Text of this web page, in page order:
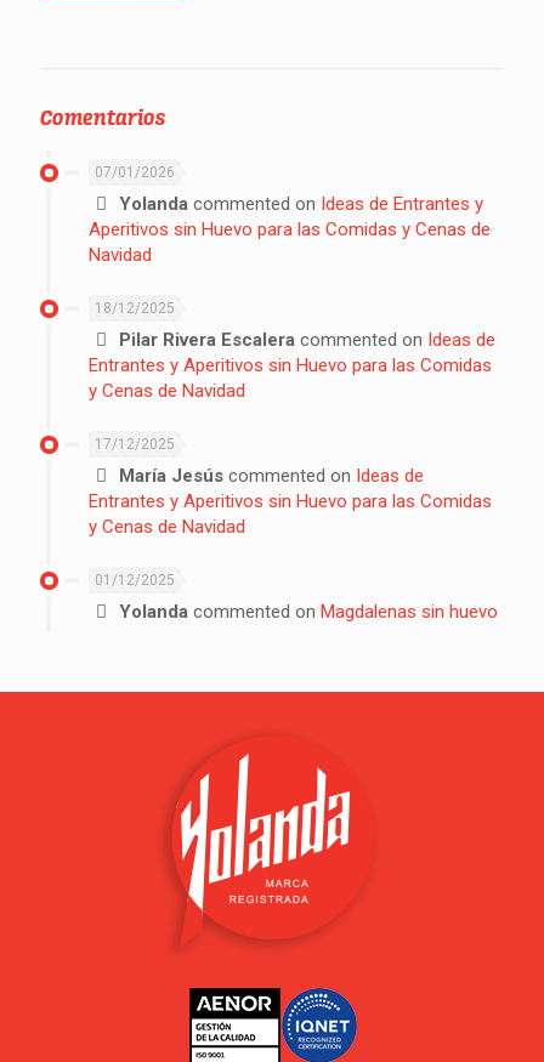
Comentarios
07/01/2026
Yolanda commented on Ideas de Entrantes y
Aperitivos sin Huevo para las Comidas y Cenas de
Navidad
18/12/2025
Pilar Rivera Escalera commented on Ideas de
Entrantes y Aperitivos sin Huevo para las Comidas
y Cenas de Navidad
17/12/2025
María Jesús commented on Ideas de
Entrantes y Aperitivos sin Huevo para las Comidas
y Cenas de Navidad
01/12/2025
Yolanda commented on Magdalenas sin huevo